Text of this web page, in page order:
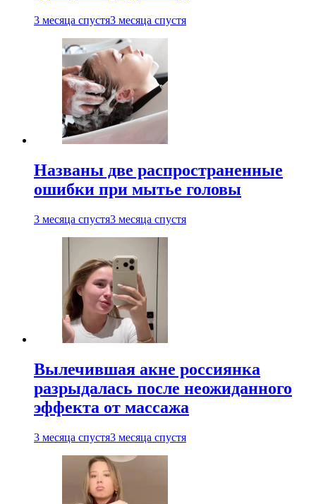
3 месяца спустя3 месяца спустя
Названы две распространенные
ошибки при мытье головы
3 месяца спустя3 месяца спустя
Вылечившая акне россиянка
разрыдалась после неожиданного
эффекта от массажа
3 месяца спустя3 месяца спустя